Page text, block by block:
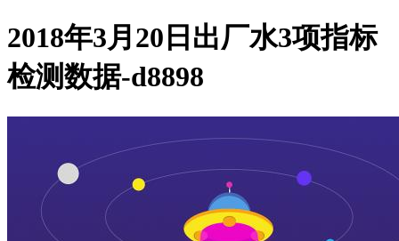
2018年3月20日出厂水3项指标
检测数据-d8898